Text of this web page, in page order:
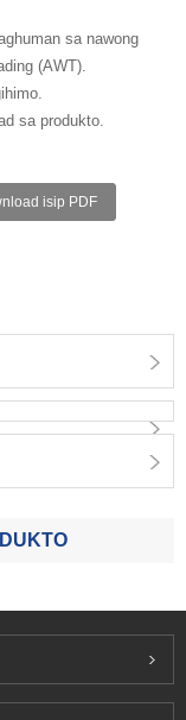
sa nawong
(AWT).
sa produkto.
isip PDF